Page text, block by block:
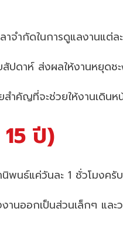
จำกัดในการดูแลงานแต่ล
ดาห์ ส่งผลให้งานหยุดชะ
ำคัญที่จะช่วยให้งานเดินห
ปี)
นิพนธ์แค่วันละ 1 ชั่วโมงครับ
นออกเป็นส่วนเล็กๆ แล